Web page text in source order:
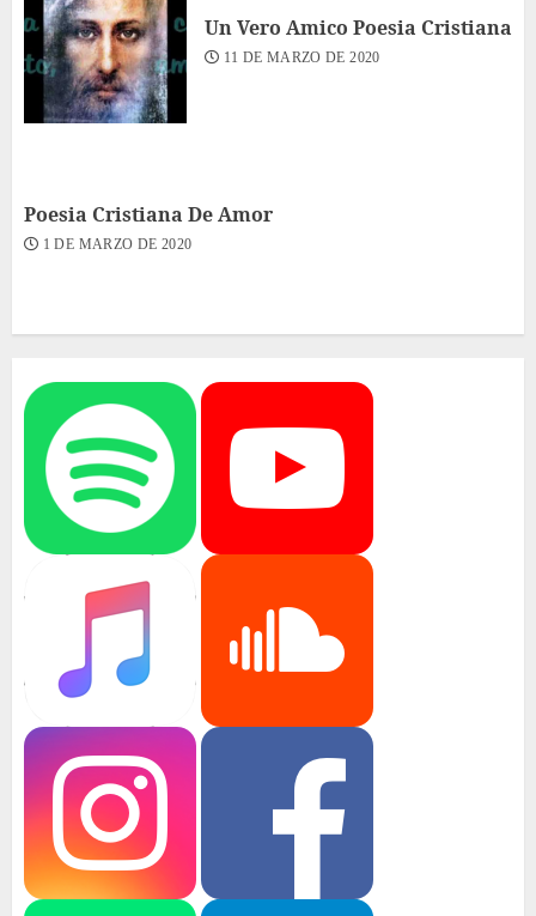
Un Vero Amico Poesia Cristiana
11 DE MARZO DE 2020
Poesia Cristiana De Amor
1 DE MARZO DE 2020